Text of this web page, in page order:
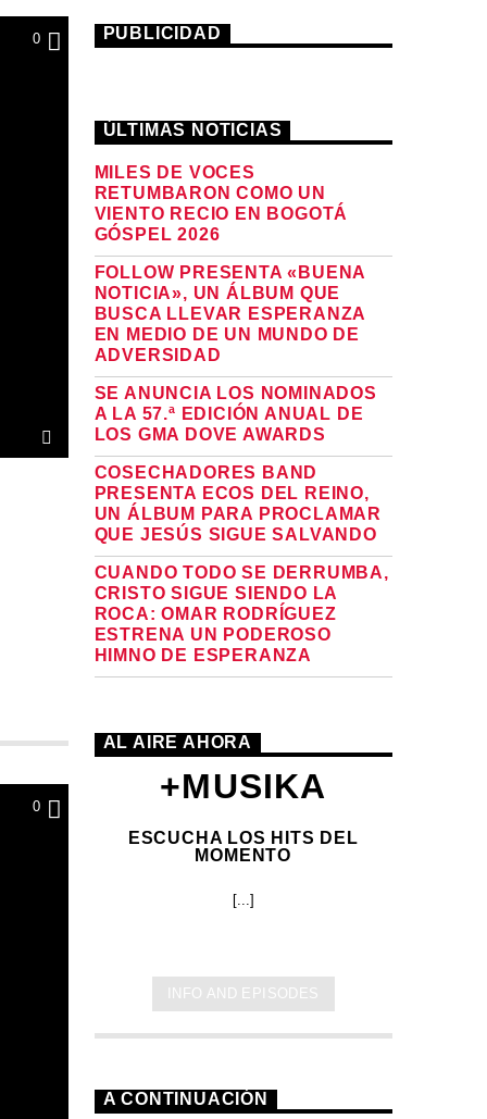
0
0
PUBLICIDAD
ÚLTIMAS NOTICIAS
MILES DE VOCES
RETUMBARON COMO UN
VIENTO RECIO EN BOGOTÁ
GÓSPEL 2026
FOLLOW PRESENTA «BUENA
NOTICIA», UN ÁLBUM QUE
BUSCA LLEVAR ESPERANZA
EN MEDIO DE UN MUNDO DE
ADVERSIDAD
SE ANUNCIA LOS NOMINADOS
A LA 57.ª EDICIÓN ANUAL DE
LOS GMA DOVE AWARDS
COSECHADORES BAND
PRESENTA ECOS DEL REINO,
UN ÁLBUM PARA PROCLAMAR
QUE JESÚS SIGUE SALVANDO
CUANDO TODO SE DERRUMBA,
CRISTO SIGUE SIENDO LA
ROCA: OMAR RODRÍGUEZ
ESTRENA UN PODEROSO
HIMNO DE ESPERANZA
AL AIRE AHORA
+MUSIKA
ESCUCHA LOS HITS DEL
MOMENTO
[...]
INFO AND EPISODES
A CONTINUACIÓN